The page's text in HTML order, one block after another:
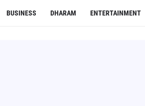
BUSINESS DHARAM ENTERTAINMENT